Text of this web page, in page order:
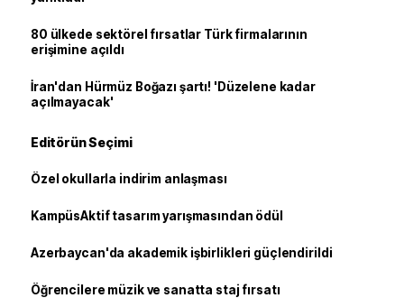
80 ülkede sektörel fırsatlar Türk firmalarının
erişimine açıldı
İran'dan Hürmüz Boğazı şartı! 'Düzelene kadar
açılmayacak'
Editörün Seçimi
Özel okullarla indirim anlaşması
KampüsAktif tasarım yarışmasından ödül
Azerbaycan'da akademik işbirlikleri güçlendirildi
Öğrencilere müzik ve sanatta staj fırsatı